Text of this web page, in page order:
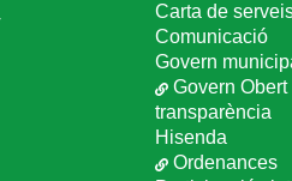
Carta de
Comunicació
Govern
Govern Obert
transparència
Hisenda
Ordenances